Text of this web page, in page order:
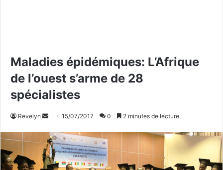
Maladies épidémiques: L’Afrique
de l’ouest s’arme de 28
spécialistes
Revelyn
v
o
y
15/07/2017 0 2 minutes de lecture